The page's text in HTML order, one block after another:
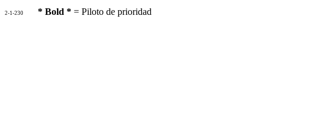
2-1-230 * Bold * = Piloto de prioridad